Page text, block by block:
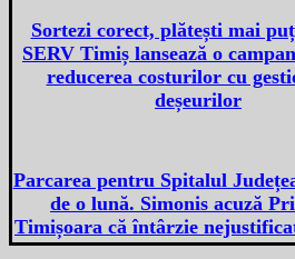
Sortezi corect, plătești mai
SERV Timiș lansează o
reducerea costurilor cu
deșeurilor
Parcarea pentru Spitalul
de o lună. Simonis acuză
Timișoara că întârzie